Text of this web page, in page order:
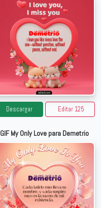
Descargar Editar 125
GIF My Only Love para Demetrio